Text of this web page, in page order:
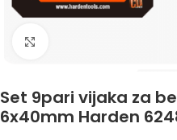
Set 9pari vijaka za
6x40mm Harden